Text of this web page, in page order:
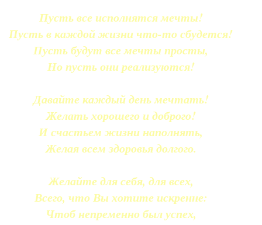
Пусть все исполнятся мечты!
Пусть в каждой жизни что-то сбудется!
Пусть будут все мечты просты,
Но пусть они реализуются!
Давайте каждый день мечтать!
Желать хорошего и доброго!
И счастьем жизни наполнять,
Желая всем здоровья долгого.
Желайте для себя, для всех,
Всего, что Вы хотите искренне:
Чтоб непременно был успех,